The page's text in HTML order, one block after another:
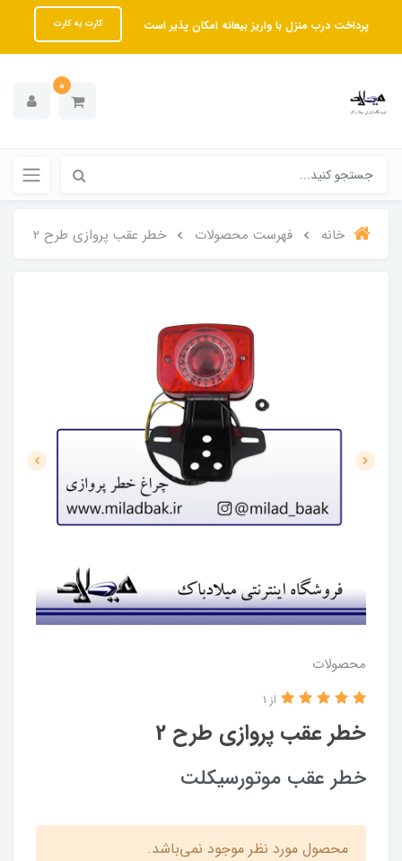
پرداخت درب منزل با واریز بیعانه امکان پذیر است کارت به کارت
0
خانه فهرست محصولات خطر عقب پروازی طرح 2
محصولات
خطر عقب پروازی طرح 2
از 1
خطر عقب موتورسیکلت
محصول مورد نظر موجود نمی‌باشد.